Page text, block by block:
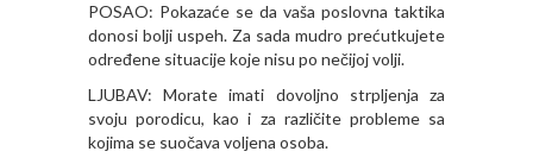
POSAO: Pokazaće se da vaša poslovna taktika
donosi bolji uspeh. Za sada mudro prećutkujete
određene situacije koje nisu po nečijoj volji.
LJUBAV: Morate imati dovoljno strpljenja za
svoju porodicu, kao i za različite probleme sa
kojima se suočava voljena osoba.